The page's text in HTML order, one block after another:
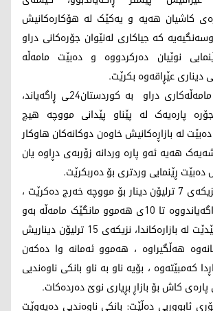
کاشیان هەیە و یەکێک لە هۆکارەکانیش
کە جیاکاری لەنێوان جۆرەکانی دراو
نوێیان دەرکردووە و دەبێت مامەڵە
دیناری عێڕاقەوە بکرێت.
ئەنوار موسەوی، مامەڵەکاری دراو بە کوردستان24ـی ڕاگەیاند،
پارەیەک لە پێناو پێدانی مووچە هیچ
لە بازاڕەکانیش خاوەن دوکانەکان هاوکار
هەیە ئەو پارە وردانە زۆربەی دڕاوە یان
ڕێنمایی وردتری بۆ دەربکرێت.
لە عێراق مانگانە نزیکەی 7 ترلیۆن دینار بۆ مووچە خەرج دەکرێت ،
بانکی ناوەندیش ڕاگەیاندووە تا 10ی هەموو مانگێک مامەڵە بەو
پارەیەوە کۆتایی پێدێت لە بازارەکاندا، نزیکەی 15 ترلیۆن دیناریش
هەڵگیراوە ، هەموو ئەمانە وا دەکەن
کەمبێتەوە ، بۆیە ناو بە ناو بانکی ناوەندیی
پارەی کاش بۆ بازاڕ بڕیاری نوێ دەردەکات.
ئابووریی دەڵێت: بانکی ناوەندیی دەیەوێت